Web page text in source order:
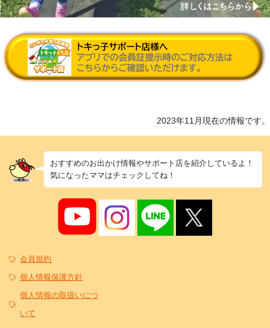
2023年11月現在の情報です。
おすすめのお出かけ情報やサポート店を紹介しているよ！
気になったママはチェックしてね！
会員規約
個人情報保護方針
個人情報の取扱いにつ
いて